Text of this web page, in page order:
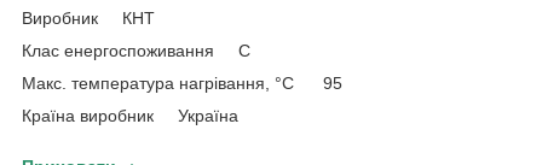
Виробник КНТ
Клас енергоспоживання C
Макс. температура нагрівання, °C 95
Країна виробник Україна